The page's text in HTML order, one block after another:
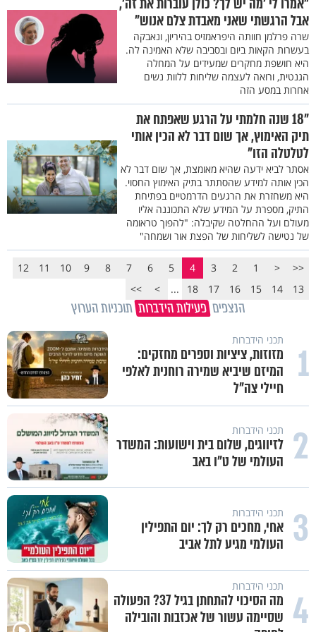
אבל הרגשתי שאני מאבדת צלם אנוש"
שרה פרלמן חוותה היפראמזיס בהיריון, ונאבקה
בעשרות הקאות ביום ובסביבה שלא האמינה לה.
היא חושפת מחקרים שמעידים על המחלה
הגנטית, ורואה לעצמה שליחות ללוות נשים
אחרות במסע הזה
"18 שנה חלמתי על הרגע שאפתח את
תיק האימוץ, אך שום דבר לא הכין אותי
לטלטלה הזו"
אסתר לביא ידעה שהיא מאומצת, אך שום דבר לא
הכין אותה למידע שהסתתר בתיק האימוץ החסוי.
היא משחזרת את הרגעים הדרמטיים בפתיחת
התיק, מספרת על המידע שלא התכוננה אליו
מעולם ועל ההחלטה שקיבלה: "להפוך טראומה
של נטישה לשליחות של הפצת אור ושמחה"
<<
<
1
2
3
4
5
6
7
8
9
10
11
12
13
14
15
16
17
18
...
>
>>
הנצפים פעילות הידברות תוכניות הערוץ
1 תכני הידברות
מזוזות, ציציות וספרים מחזקים:
המיזם שיביא שמירה רוחנית לאלפי
חיילי צה"ל
2 תכני הידברות
לזיווגים, שלום בית וישועות: המשדר
העולמי של ט"ו באב
3 תכני הידברות
אחי, מחכים רק לך: יום התפילין
העולמי מגיע לתל אביב
4 תכני הידברות
מה הסיכוי להתחתן בגיל 37? הפעולה
שסיימה עשור של אכזבות והובילה